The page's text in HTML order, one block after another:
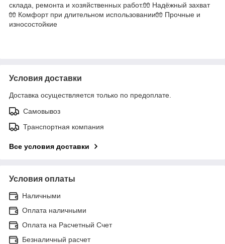
склада, ремонта и хозяйственных работ.🧤 Надёжный захват
🧤 Комфорт при длительном использовании🧤 Прочные и
износостойкие
Условия доставки
Доставка осуществляется только по предоплате.
Самовывоз
Транспортная компания
Все условия доставки
Условия оплаты
Наличными
Оплата наличными
Оплата на Расчетный Счет
Безналичный расчет